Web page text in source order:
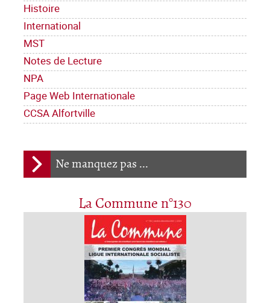
Histoire
International
MST
Notes de Lecture
NPA
Page Web Internationale
CCSA Alfortville
Ne manquez pas ...
La Commune n°130